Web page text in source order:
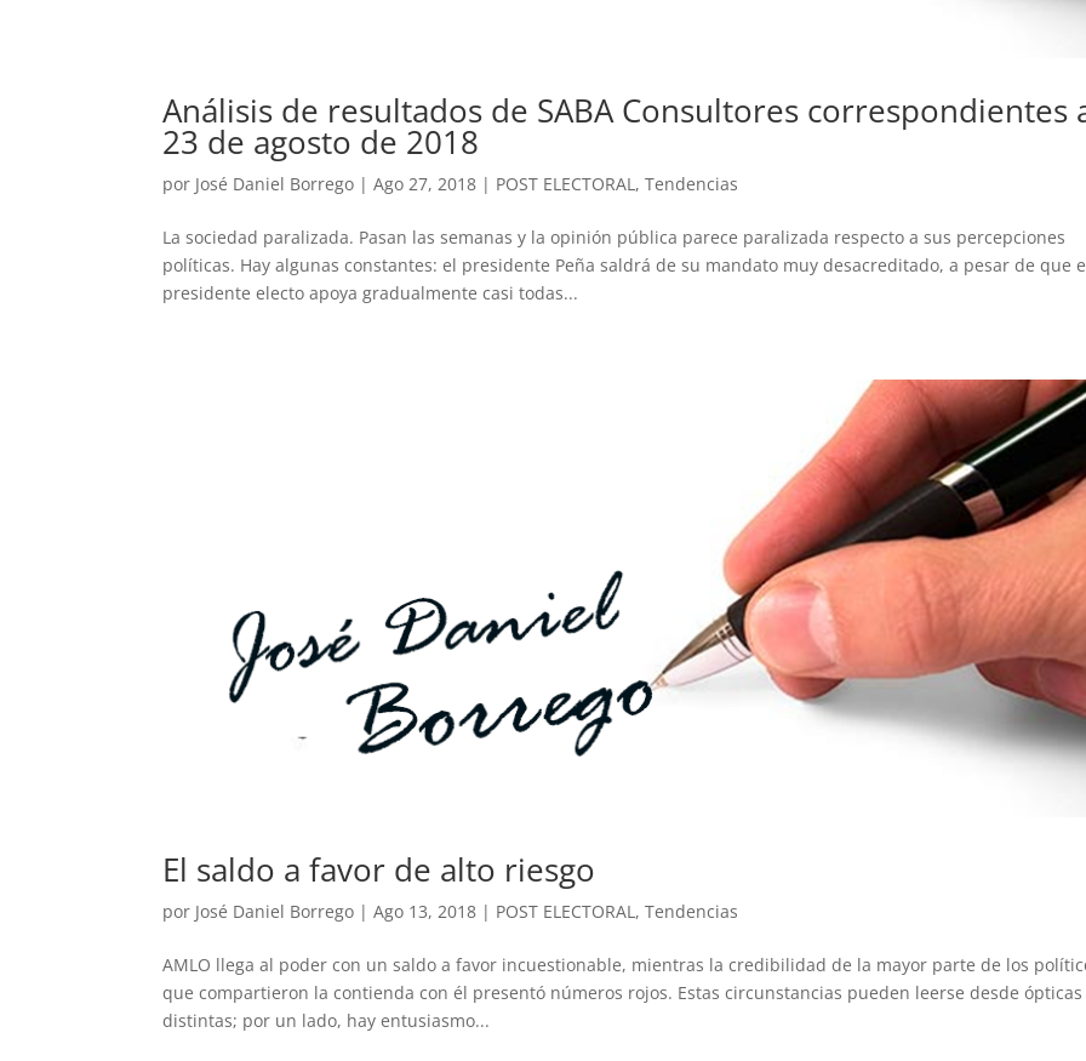
Análisis de resultados de SABA Consultores correspondientes
23 de agosto de 2018
por José Daniel Borrego |Ago 27, 2018 | POST ELECTORAL ,Tendencias
La sociedad paralizada. Pasan las semanas y la opinión pública parece paralizada respecto a sus percepciones
políticas. Hay algunas constantes: el presidente Peña saldrá de su mandato muy desacreditado, a pesar de que
presidente electo apoya gradualmente casi todas...
El saldo a favor de alto riesgo
por José Daniel Borrego |Ago 13, 2018 | POST ELECTORAL ,Tendencias
AMLO llega al poder con un saldo a favor incuestionable, mientras la credibilidad de la mayor parte de los
que compartieron la contienda con él presentó números rojos. Estas circunstancias pueden leerse desde ópticas
distintas; por un lado, hay entusiasmo...